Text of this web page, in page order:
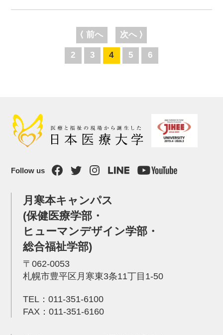
⟨ 前へ
2 3 4 5 6
次へ ⟩
Follow us
月寒本キャンパス
(保健医療学部・
ヒューマンデザイン学部・
総合福祉学部)
〒062-0053
札幌市豊平区月寒東3条11丁目1-50
TEL： 011-351-6100
FAX：011-351-6160